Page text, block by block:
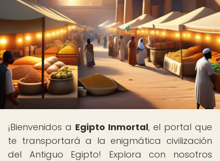
¡Bienvenidos a Egipto Inmortal, el portal que
te transportará a la enigmática civilización
del Antiguo Egipto! Explora con nosotros